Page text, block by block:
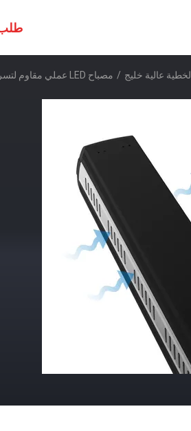
طلب
/ مصباح LED عملي مقاوم لتسرب الماء Highbay ، ألومنيوم LED خطي عالي خليج 5000K